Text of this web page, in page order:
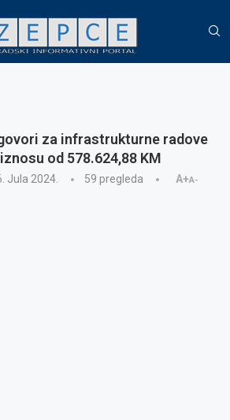
za infrastrukturne radove
od 578.624,88 KM
Jula 2024. 59 pregleda A+A-